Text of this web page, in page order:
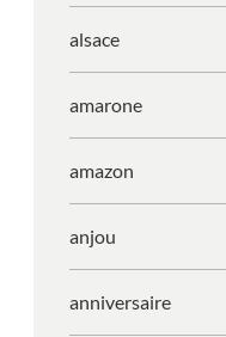
alsace
amarone
amazon
anjou
anniversaire